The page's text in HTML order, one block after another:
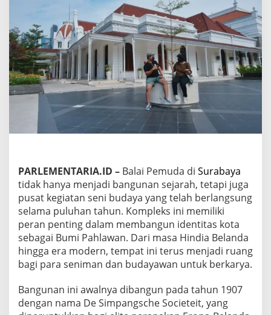
a
n
a
i
P
e
m
u
d
a
l
a
m
e
n
g
e
b
a
n
PARLEMENTARIA.ID – Balai Pemuda di Surabaya
tidak hanya menjadi bangunan sejarah, tetapi juga
pusat kegiatan seni budaya yang telah berlangsung
selama puluhan tahun. Kompleks ini memiliki
peran penting dalam membangun identitas kota
sebagai Bumi Pahlawan. Dari masa Hindia Belanda
hingga era modern, tempat ini terus menjadi ruang
bagi para seniman dan budayawan untuk berkarya.
Bangunan ini awalnya dibangun pada tahun 1907
dengan nama De Simpangsche Societeit, yang